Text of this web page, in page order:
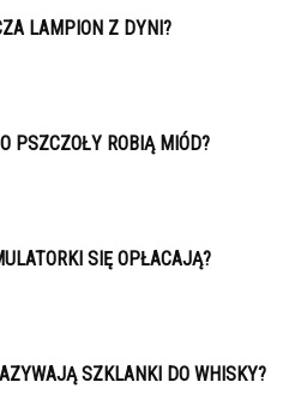
LAMPION Z DYNI?
PSZCZOŁY ROBIĄ MIÓD?
SIĘ OPŁACAJĄ?
SZKLANKI DO WHISKY?